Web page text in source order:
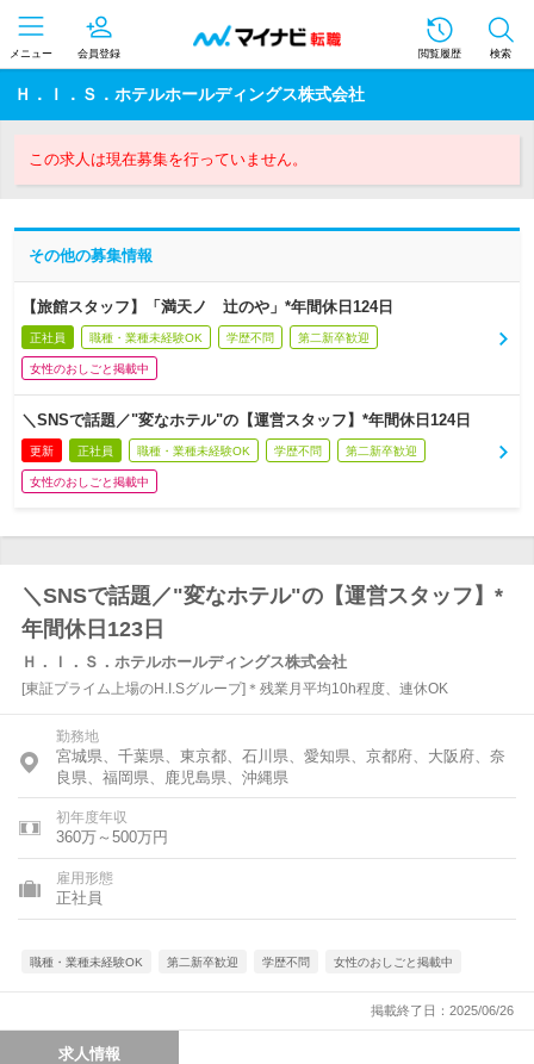
メニュー 会員登録 閲覧履歴 検索
Ｈ．Ｉ．Ｓ．ホテルホールディングス株式会社
この求人は現在募集を行っていません。
その他の募集情報
【旅館スタッフ】「満天ノ 辻のや」*年間休日124日
正社員 職種・業種未経験OK 学歴不問 第二新卒歓迎
女性のおしごと掲載中
＼SNSで話題／"変なホテル"の【運営スタッフ】*年間休日124日
更新 正社員 職種・業種未経験OK 学歴不問 第二新卒歓迎
女性のおしごと掲載中
＼SNSで話題／"変なホテル"の【運営スタッフ】*
年間休日123日
Ｈ．Ｉ．Ｓ．ホテルホールディングス株式会社
[東証プライム上場のH.I.Sグループ]＊残業月平均10h程度、連休OK
勤務地
宮城県、千葉県、東京都、石川県、愛知県、京都府、大阪府、奈
良県、福岡県、鹿児島県、沖縄県
初年度年収
360万～500万円
雇用形態
正社員
職種・業種未経験OK 第二新卒歓迎 学歴不問 女性のおしごと掲載中
掲載終了日：2025/06/26
求人情報